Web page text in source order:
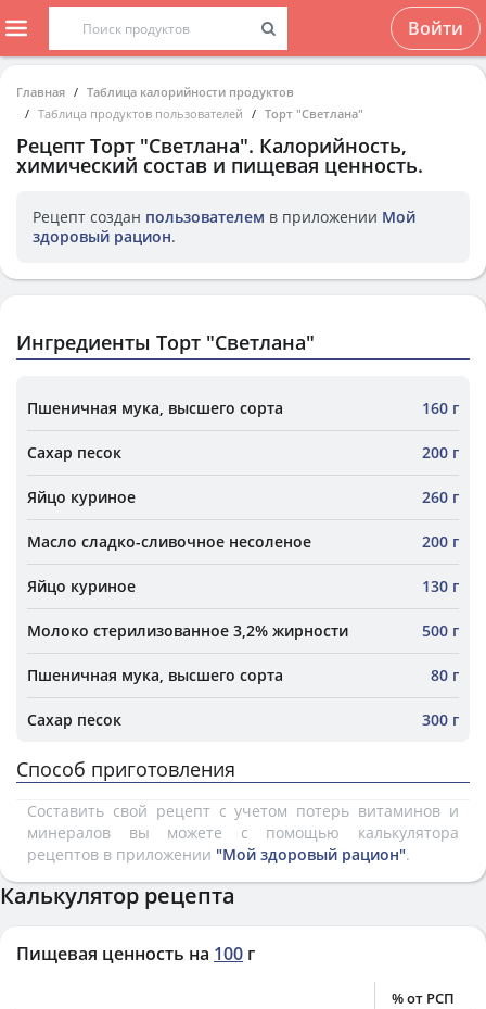
Войти
Главная
Таблица калорийности продуктов
Таблица продуктов пользователей
Торт "Светлана"
Рецепт Торт "Светлана". Калорийность,
химический состав и пищевая ценность.
Рецепт создан пользователем в приложении Мой
здоровый рацион.
Ингредиенты Торт "Светлана"
Пшеничная мука, высшего сорта 160 г
Сахар песок 200 г
Яйцо куриное 260 г
Масло сладко-сливочное несоленое 200 г
Яйцо куриное 130 г
Молоко стерилизованное 3,2% жирности 500 г
Пшеничная мука, высшего сорта 80 г
Сахар песок 300 г
Способ приготовления
Составить свой рецепт с учетом потерь витаминов и
минералов вы можете с помощью калькулятора
рецептов в приложении "Мой здоровый рацион".
Калькулятор рецепта
Пищевая ценность на 100 г
% от РСП